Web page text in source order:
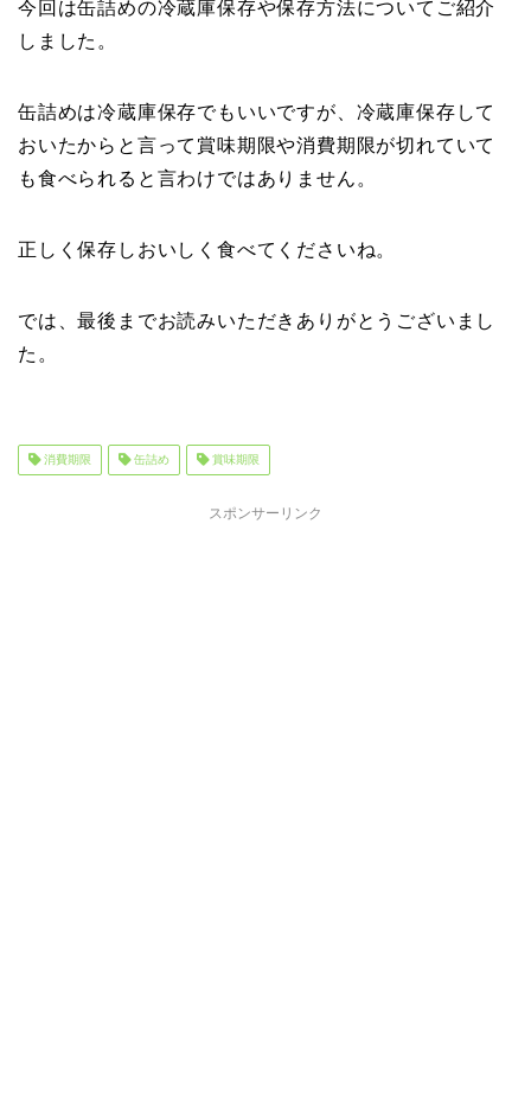
今回は缶詰めの冷蔵庫保存や保存方法についてご紹介
しました。
缶詰めは冷蔵庫保存でもいいですが、冷蔵庫保存して
おいたからと言って賞味期限や消費期限が切れていて
も食べられると言わけではありません。
正しく保存しおいしく食べてくださいね。
では、最後までお読みいただきありがとうございまし
た。
消費期限 缶詰め 賞味期限
スポンサーリンク